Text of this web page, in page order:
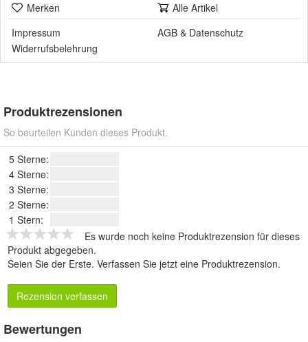
Merken
Alle Artikel
Impressum
AGB & Datenschutz
Widerrufsbelehrung
Produktrezensionen
So beurteilen Kunden dieses Produkt.
5 Sterne:
4 Sterne:
3 Sterne:
2 Sterne:
1 Stern:
Es wurde noch keine Produktrezension für dieses
Produkt abgegeben.
Seien Sie der Erste. Verfassen Sie jetzt eine Produktrezension.
Rezension verfassen
Bewertungen